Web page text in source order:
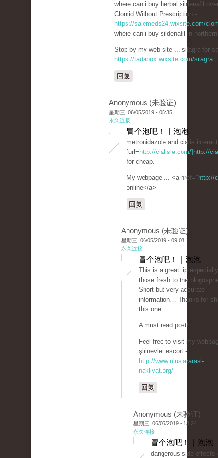
where can i buy herbal sildenafil
Clomid Without Prescription -
https://salemeds24.wixsite.com/
where can i buy sildenafil in
Stop by my web site ... silagra for
https://tadapox.wixsite.com/silagra
回复
Anonymous (未验证)
星期三, 06/05/2019 - 05:35
永久连接
冒个泡吧！ | 泡泡
metronidazole and cialis
[url= http://cialisle.com/]http://
for cheap.
My webpage ... <a href=" http://
online</a>
回复
Anonymous (未验证)
星期三, 06/05/2019 - 09:08
永久连接
冒个泡吧！ | 泡泡
This is a great tip
those fresh to the
Short but very accurate
information… Thanks for
this one.
A must read post!
Feel free to visit my
şirinevler escort -
http://www.uluslararasi-
nakliyat.org/
回复
Anonymous (未验证)
星期三, 06/05/2019 - 13:24
永久连接
冒个泡吧！ | 泡泡
dangerous side effects